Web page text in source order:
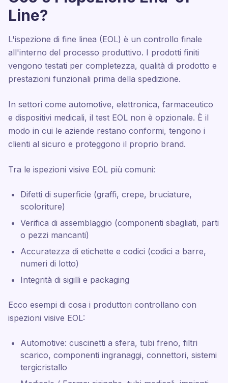
Line?
L'ispezione di fine linea (EOL) è un controllo finale
all'interno del processo produttivo. I prodotti finiti
vengono testati per completezza, qualità di prodotto e
prestazioni funzionali prima della spedizione.
In settori come automotive, elettronica, farmaceutico
e dispositivi medicali, il test EOL non è opzionale. È il
modo in cui le aziende restano conformi, tengono i
clienti al sicuro e proteggono il proprio brand.
Tra le ispezioni visive EOL più comuni:
Difetti di superficie (graffi, crepe, bruciature,
scoloriture)
Verifica di assemblaggio (componenti sbagliati, parti
o pezzi mancanti)
Accuratezza di etichette e codici (codici a barre,
numeri di lotto)
Integrità di sigilli e packaging
Ecco esempi di cosa i produttori controllano con
ispezioni visive EOL:
Automotive: cuscinetti a sfera, tubi freno, filtri
scarico, componenti ingranaggi, connettori, sistemi
tergicristallo